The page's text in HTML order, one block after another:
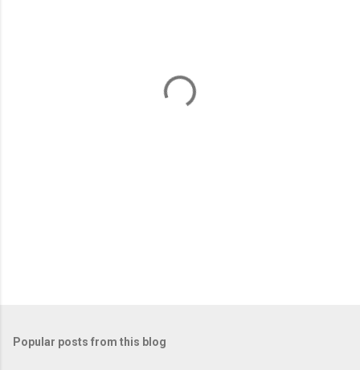
Popular posts from this blog